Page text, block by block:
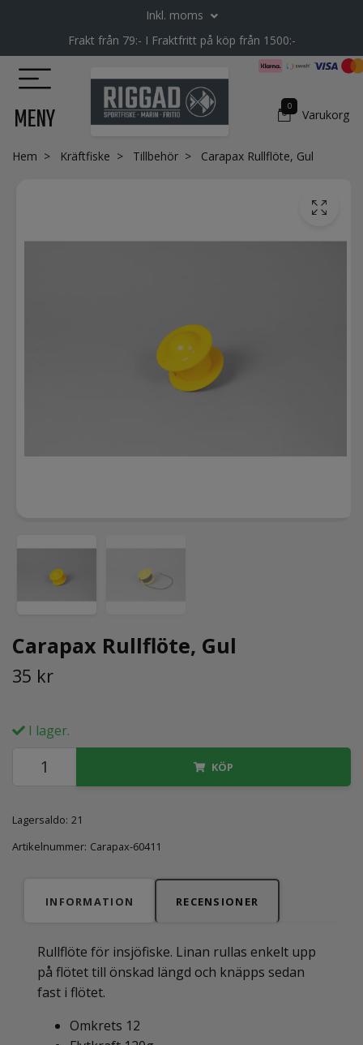
Inkl. moms
Frakt från 79:- I Fraktfritt på köp från 1500:-
MENY 0
Varukorg
Hem Kräftfiske Tillbehör Carapax Rullflöte, Gul
Carapax Rullflöte, Gul
35 kr
I lager.
KÖP
Lagersaldo: 21
Artikelnummer: Carapax-60411
INFORMATION RECENSIONER
Rullflöte för insjöfiske. Linan rullas enkelt upp
på flötet till önskad längd och knäpps sedan
fast i flötet.
Omkrets 12